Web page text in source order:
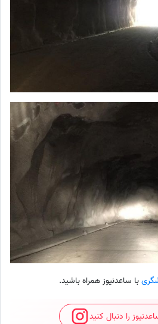
با ساعدنیوز همراه باشید.
را دنبال کنید